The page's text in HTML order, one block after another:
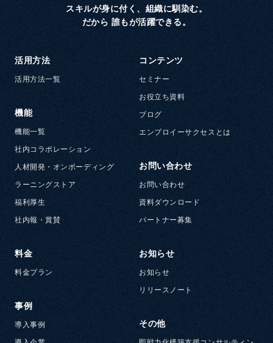
スキルが身に付く、組織に馴染む。
だから 誰もが活躍できる。
活用方法
活用方法一覧
機能
機能一覧
社内コラボレーション
人材開発・オンボーディング
ラーニングストア
福利厚生
社内報・賞賛
料金
料金プラン
事例
導入事例
コンテンツ
セミナー
お役立ち資料
ブログ
エンプロイーサクセスとは
お問い合わせ
お問い合わせ
資料ダウンロード
パートナー募集
お知らせ
お知らせ
リリースノート
その他